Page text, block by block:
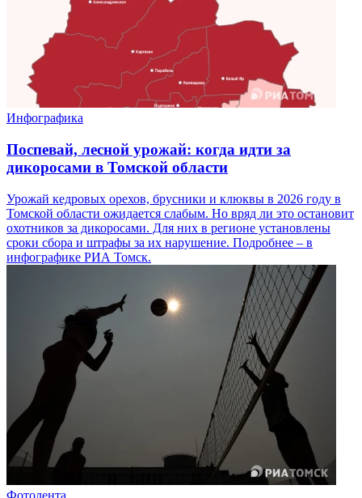
Инфографика
Поспевай, лесной урожай: когда идти за
дикоросами в Томской области
Урожай кедровых орехов, брусники и клюквы в 2026 году в
Томской области ожидается слабым. Но вряд ли это остановит
охотников за дикоросами. Для них в регионе установлены
сроки сбора и штрафы за их нарушение. Подробнее – в
инфографике РИА Томск.
Фотолента